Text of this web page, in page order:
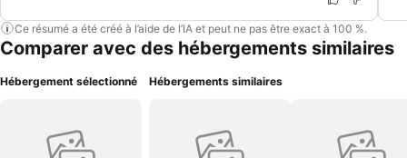
Ce résumé a été créé à l’aide de l’IA et peut ne pas être exact à 100 %.
Comparer avec des hébergements similaires
Hébergement sélectionné Hébergements similaires